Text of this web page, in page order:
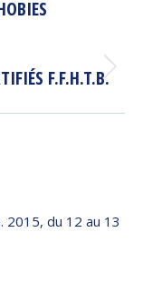
F.F.H.T.B.
2015, du 12 au 13